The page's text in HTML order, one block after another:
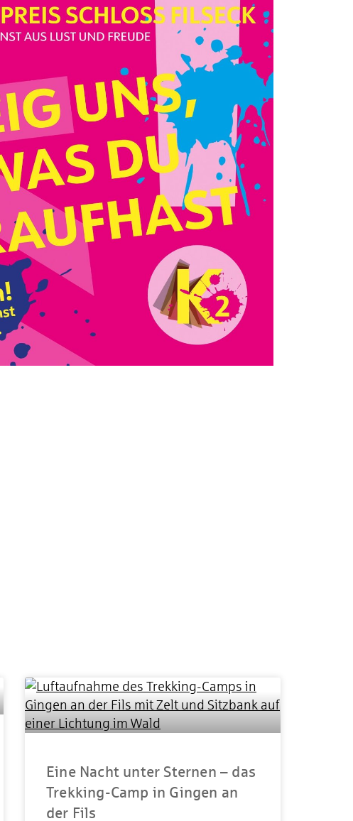
Eine Nacht unter Sternen – das
Trekking-Camp in Gingen an
der Fils